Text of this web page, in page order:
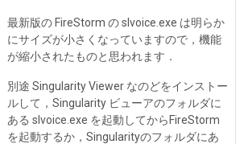
最新版の FireStorm の slvoice.exe は明らか
にサイズが小さくなっていますので，機能
が縮小されたものと思われます．
別途 Singularity Viewer なのどをインストー
ルして，Singularity ビューアのフォルダに
ある slvoice.exe を起動してからFireStorm
を起動するか，Singularityのフォルダにあ